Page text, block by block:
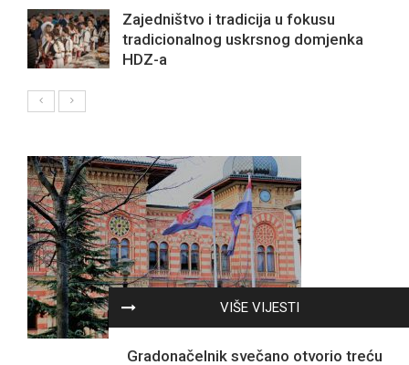
VIŠE VIJESTI
Gradonačelnik svečano otvorio treću
Zajedništvo i tradicija u fokusu
tradicionalnog uskrsnog domjenka
HDZ-a